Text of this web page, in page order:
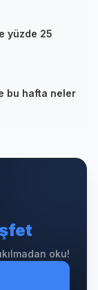
yüzde 25
bu hafta neler
oku!